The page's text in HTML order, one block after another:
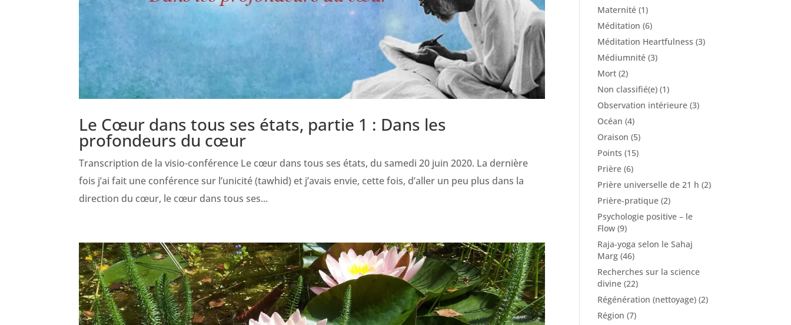
Le Cœur dans tous ses états, partie 1 : Dans les
profondeurs du cœur
Transcription de la visio-conférence Le cœur dans tous ses états, du samedi 20 juin 2020. La dernière
fois j’ai fait une conférence sur l’unicité (tawhid) et j’avais envie, cette fois, d’aller un peu plus dans la
direction du cœur, le cœur dans tous ses...
Maternité (1)
Méditation (6)
Méditation Heartfulness (3)
Médiumnité (3)
Mort (2)
Non classifié(e) (1)
Observation intérieure (3)
Océan (4)
Oraison (5)
Points (15)
Prière (6)
Prière universelle de 21 h (2)
Prière-pratique (2)
Psychologie positive – le
Flow (9)
Raja-yoga selon le Sahaj
Marg (46)
Recherches sur la science
divine (22)
Régénération (nettoyage) (2)
Région (7)